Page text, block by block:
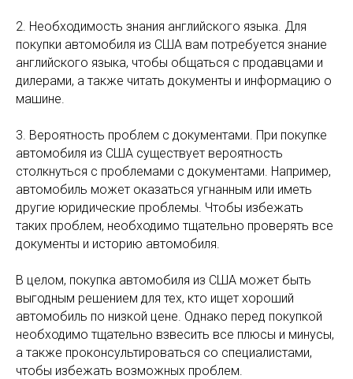
2. Необходимость знания английского языка. Для
покупки автомобиля из США вам потребуется знание
английского языка, чтобы общаться с продавцами и
дилерами, а также читать документы и информацию о
машине.
3. Вероятность проблем с документами. При покупке
автомобиля из США существует вероятность
столкнуться с проблемами с документами. Например,
автомобиль может оказаться угнанным или иметь
другие юридические проблемы. Чтобы избежать
таких проблем, необходимо тщательно проверять все
документы и историю автомобиля.
В целом, покупка автомобиля из США может быть
выгодным решением для тех, кто ищет хороший
автомобиль по низкой цене. Однако перед покупкой
необходимо тщательно взвесить все плюсы и минусы,
а также проконсультироваться со специалистами,
чтобы избежать возможных проблем.